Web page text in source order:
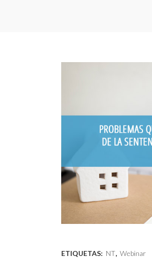
ETIQUETAS: NT, Webinar